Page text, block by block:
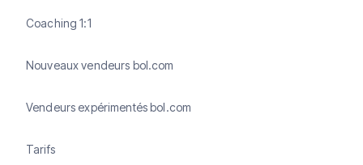
Coaching 1:1
Nouveaux vendeurs bol.com
Vendeurs expérimentés bol.com
Tarifs